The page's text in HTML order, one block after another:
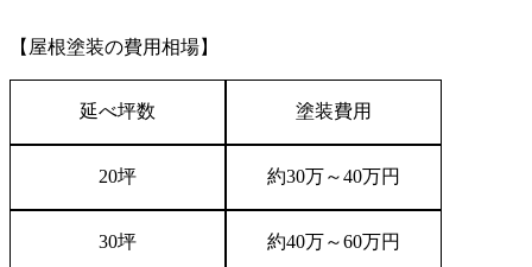
【屋根塗装の費用相場】
延べ坪数 塗装費用
20坪 約30万～40万円
30坪 約40万～60万円